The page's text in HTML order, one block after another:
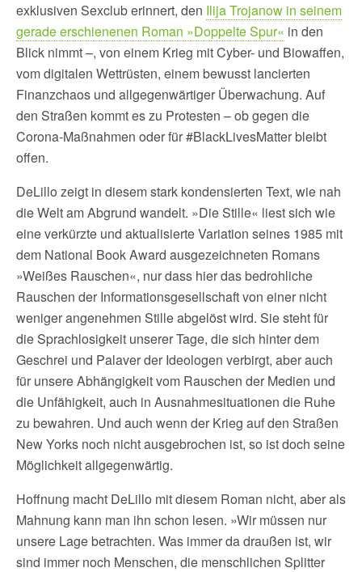
exklusiven Sexclub erinnert, den Ilija Trojanow in seinem
gerade erschienenen Roman »Doppelte Spur« in den
Blick nimmt –, von einem Krieg mit Cyber- und Biowaffen,
vom digitalen Wettrüsten, einem bewusst lancierten
Finanzchaos und allgegenwärtiger Überwachung. Auf
den Straßen kommt es zu Protesten – ob gegen die
Corona-Maßnahmen oder für #BlackLivesMatter bleibt
offen.
DeLillo zeigt in diesem stark kondensierten Text, wie nah
die Welt am Abgrund wandelt. »Die Stille« liest sich wie
eine verkürzte und aktualisierte Variation seines 1985 mit
dem National Book Award ausgezeichneten Romans
»Weißes Rauschen«, nur dass hier das bedrohliche
Rauschen der Informationsgesellschaft von einer nicht
weniger angenehmen Stille abgelöst wird. Sie steht für
die Sprachlosigkeit unserer Tage, die sich hinter dem
Geschrei und Palaver der Ideologen verbirgt, aber auch
für unsere Abhängigkeit vom Rauschen der Medien und
die Unfähigkeit, auch in Ausnahmesituationen die Ruhe
zu bewahren. Und auch wenn der Krieg auf den Straßen
New Yorks noch nicht ausgebrochen ist, so ist doch seine
Möglichkeit allgegenwärtig.
Hoffnung macht DeLillo mit diesem Roman nicht, aber als
Mahnung kann man ihn schon lesen. »Wir müssen nur
unsere Lage betrachten. Was immer da draußen ist, wir
sind immer noch Menschen, die menschlichen Splitter